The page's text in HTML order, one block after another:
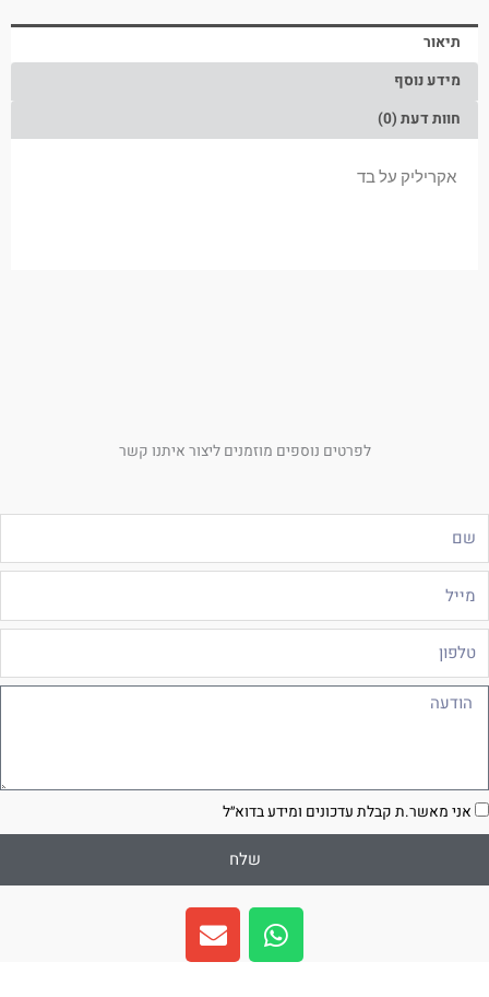
תיאור
מידע נוסף
חוות דעת (0)
אקריליק על בד
לפרטים נוספים מוזמנים ליצור איתנו קשר
אני מאשר.ת קבלת עדכונים ומידע בדוא״ל
שלח
W
h
a
E
n
v